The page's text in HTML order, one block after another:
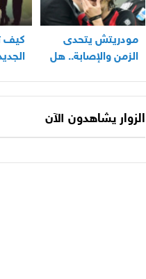
مودريتش يتحدى
الزمن والإصابة.. هل
كيف
الزوار يشاهدون الآن